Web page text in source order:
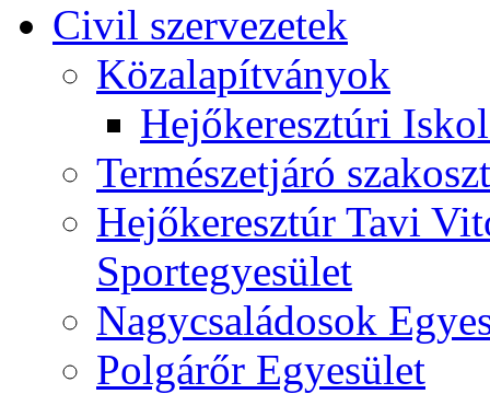
Civil szervezetek
Közalapítványok
Hejőkeresztúri
Természetjáró
Hejőkeresztúr Tavi
Sportegyesület
Nagycsaládosok
Polgárőr Egyesület